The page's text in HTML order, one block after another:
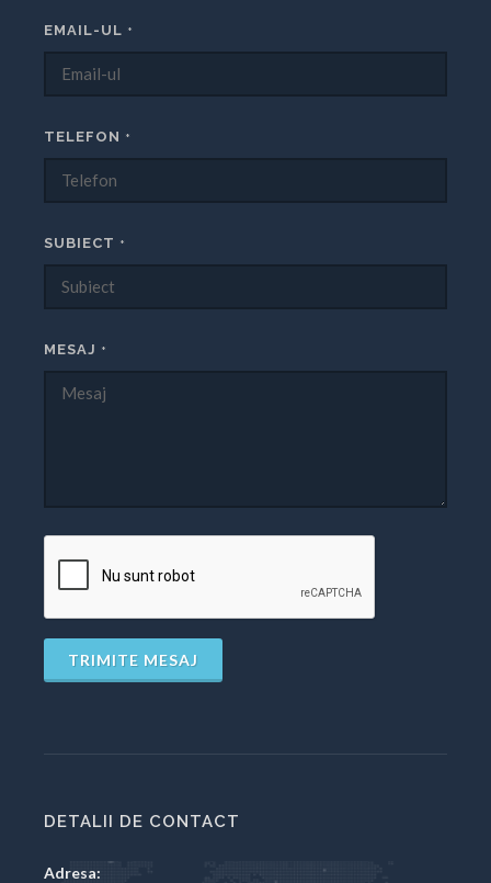
EMAIL-UL *
TELEFON *
SUBIECT *
MESAJ *
TRIMITE MESAJ
DETALII DE CONTACT
Adresa: